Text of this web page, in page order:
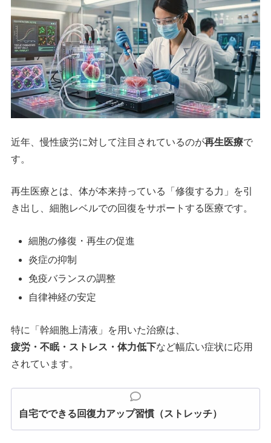
近年、慢性疲労に対して注目されているのが再生医療で
す。
再生医療とは、体が本来持っている「修復する力」を引
き出し、細胞レベルでの回復をサポートする医療です。
細胞の修復・再生の促進
炎症の抑制
免疫バランスの調整
自律神経の安定
特に「幹細胞上清液」を用いた治療は、
疲労・不眠・ストレス・体力低下など幅広い症状に応用
されています。
自宅でできる回復力アップ習慣（ストレッチ）